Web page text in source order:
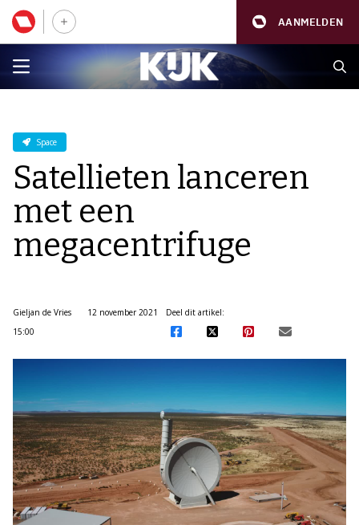
AANMELDEN
Space
Satellieten lanceren
met een
megacentrifuge
Gieljan de Vries
12 november 2021
15:00
Deel dit artikel: